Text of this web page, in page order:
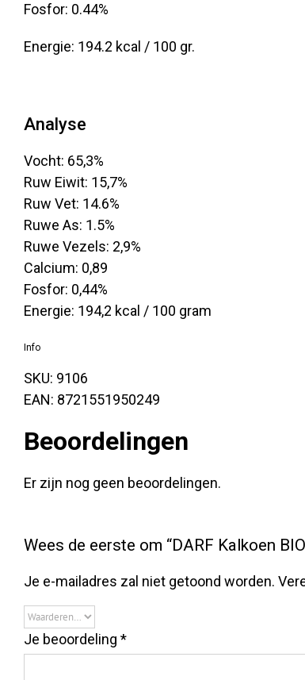
Fosfor: 0.44%
Energie: 194.2 kcal / 100 gr.
Analyse
Vocht: 65,3%
Ruw Eiwit: 15,7%
Ruw Vet: 14.6%
Ruwe As: 1.5%
Ruwe Vezels: 2,9%
Calcium: 0,89
Fosfor: 0,44%
Energie: 194,2 kcal / 100 gram
Info
SKU: 9106
EAN: 8721551950249
Beoordelingen
Er zijn nog geen beoordelingen.
Wees de eerste om “DARF Kalkoen
Je e-mailadres zal niet getoond worden.
Je beoordeling *